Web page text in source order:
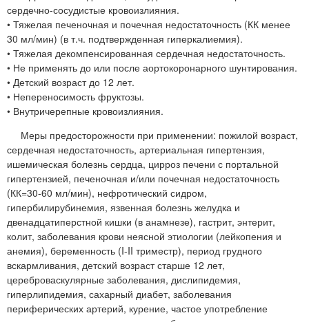
сердечно-сосудистые кровоизлияния.
• Тяжелая печеночная и почечная недостаточность (КК менее
30 мл/мин) (в т.ч. подтвержденная гиперкалиемия).
• Тяжелая декомпенсированная сердечная недостаточность.
• Не применять до или после аортокоронарного шунтирования.
• Детский возраст до 12 лет.
• Непереносимость фруктозы.
• Внутричерепные кровоизлияния.
Меры предосторожности при применении: пожилой возраст,
сердечная недостаточность, артериальная гипертензия,
ишемическая болезнь сердца, цирроз печени с портальной
гипертензией, печеночная и/или почечная недостаточность
(КК=30-60 мл/мин), нефротический сидром,
гипербилирубинемия, язвенная болезнь желудка и
двенадцатиперстной кишки (в анамнезе), гастрит, энтерит,
колит, заболевания крови неясной этиологии (лейкопения и
анемия), беременность (I-II триместр), период грудного
вскармливания, детский возраст старше 12 лет,
цереброваскулярные заболевания, дислипидемия,
гиперлипидемия, сахарный диабет, заболевания
периферических артерий, курение, частое употребление